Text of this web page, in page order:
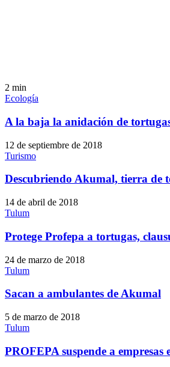
2 min
Ecología
A la baja la anidación de
12 de septiembre de 2018
Turismo
Descubriendo Akumal, tierra de
14 de abril de 2018
Tulum
Protege Profepa a tortugas,
24 de marzo de 2018
Tulum
Sacan a ambulantes de Akumal
5 de marzo de 2018
Tulum
PROFEPA suspende a